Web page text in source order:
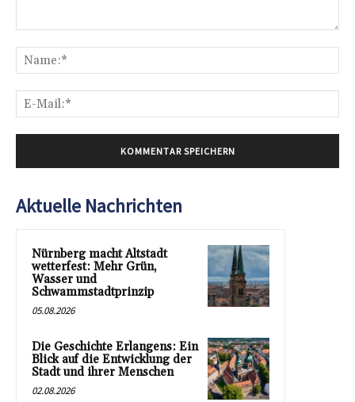
Aktuelle Nachrichten
Nürnberg macht Altstadt
wetterfest: Mehr Grün,
Wasser und
Schwammstadtprinzip
05.08.2026
Die Geschichte Erlangens: Ein
Blick auf die Entwicklung der
Stadt und ihrer Menschen
02.08.2026